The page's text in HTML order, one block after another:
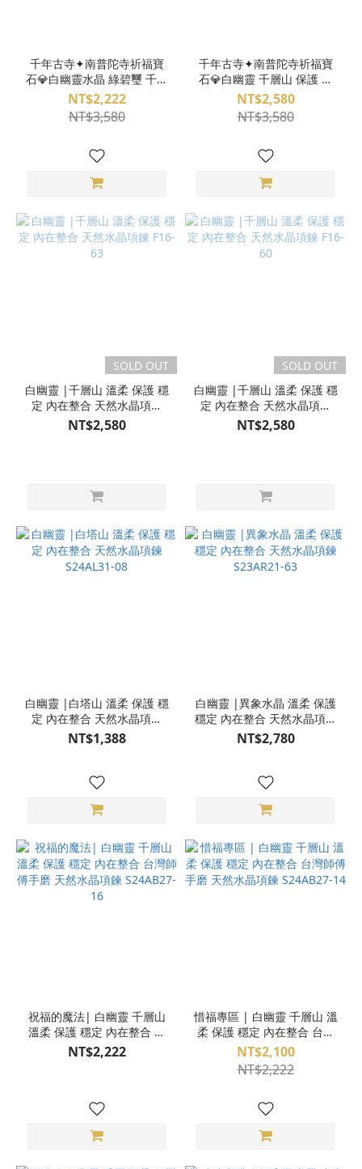
千年古寺✦南普陀寺祈福寶
石💎白幽靈水晶 綠碧璽 千層
山 保護 穩定 內在整合 天然
水晶項鍊 F16-66
NT$2,222
NT$3,580
千年古寺✦南普陀寺祈福寶
石💎白幽靈 千層山 保護 穩
定 內在整合 天然水晶項鍊
F16-67
NT$2,580
NT$3,580
SOLD OUT
白幽靈 |千層山 溫柔 保護 穩
定 內在整合 天然水晶項鍊
F16-63
NT$2,580
SOLD OUT
白幽靈 |千層山 溫柔 保護 穩
定 內在整合 天然水晶項鍊
F16-60
NT$2,580
白幽靈 |白塔山 溫柔 保護 穩
定 內在整合 天然水晶項鍊
S24AL31-08
NT$1,388
白幽靈 |異象水晶 溫柔 保護
穩定 內在整合 天然水晶項鍊
S23AR21-63
NT$2,780
祝福的魔法| 白幽靈 千層山
溫柔 保護 穩定 內在整合 台
灣師傅手磨 天然水晶項鍊
S24AB27-16
NT$2,222
惜福專區 | 白幽靈 千層山 溫
柔 保護 穩定 內在整合 台灣
師傅手磨 天然水晶項鍊
S24AB27-14
NT$2,100
NT$2,222